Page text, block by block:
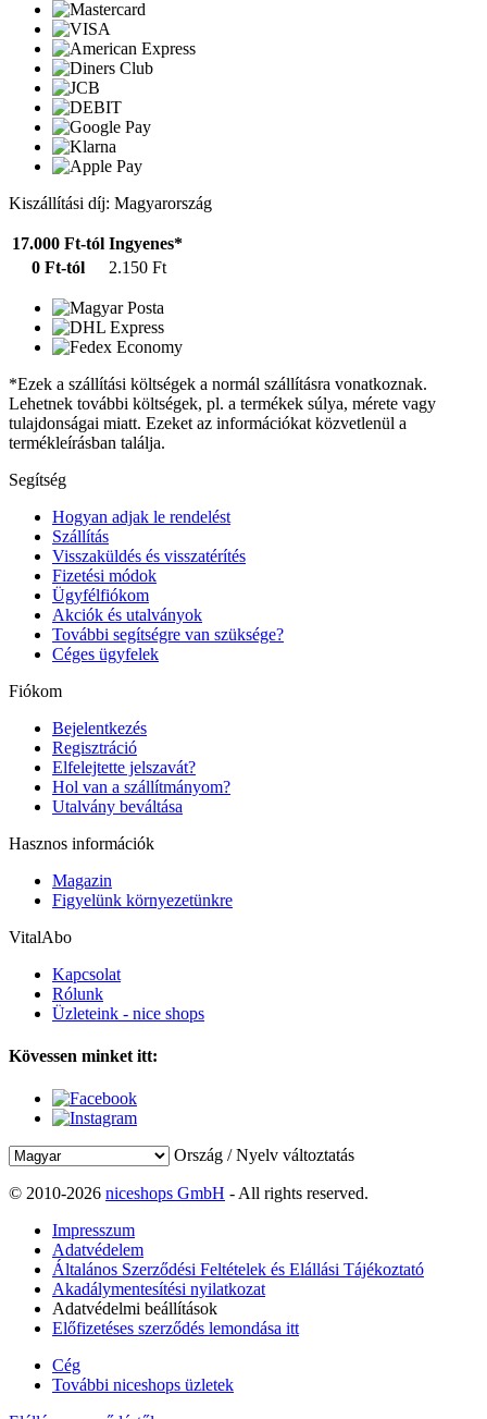
Kiszállítási díj: Magyarország
17.000 Ft-tól Ingyenes*
0 Ft-tól
2.150 Ft
*Ezek a szállítási költségek a normál szállításra vonatkoznak.
Lehetnek további költségek, pl. a termékek súlya, mérete vagy
tulajdonságai miatt. Ezeket az információkat közvetlenül a
termékleírásban találja.
Segítség
Hogyan adjak le rendelést
Szállítás
Visszaküldés és visszatérítés
Fizetési módok
Ügyfélfiókom
Akciók és utalványok
További segítségre van szüksége?
Céges ügyfelek
Fiókom
Bejelentkezés
Regisztráció
Elfelejtette jelszavát?
Hol van a szállítmányom?
Utalvány beváltása
Hasznos információk
Magazin
Figyelünk környezetünkre
VitalAbo
Kapcsolat
Rólunk
Üzleteink - nice shops
Kövessen minket itt:
Ország / Nyelv változtatás
© 2010-2026 niceshops GmbH - All rights reserved.
Impresszum
Adatvédelem
Általános Szerződési Feltételek és Elállási Tájékoztató
Akadálymentesítési nyilatkozat
Adatvédelmi beállítások
Előfizetéses szerződés lemondása itt
Cég
További niceshops üzletek